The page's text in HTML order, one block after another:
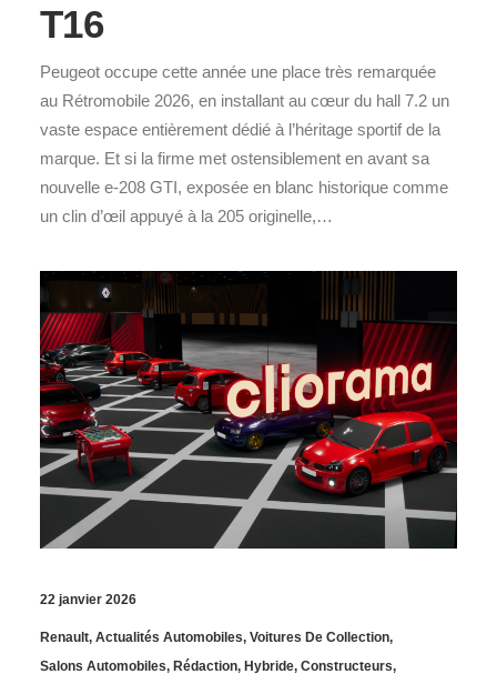
T16
Peugeot occupe cette année une place très remarquée
au Rétromobile 2026, en installant au cœur du hall 7.2 un
vaste espace entièrement dédié à l’héritage sportif de la
marque. Et si la firme met ostensiblement en avant sa
nouvelle e‑208 GTI, exposée en blanc historique comme
un clin d’œil appuyé à la 205 originelle,…
22 janvier 2026
Renault, Actualités Automobiles, Voitures De Collection,
Salons Automobiles, Rédaction, Hybride, Constructeurs,